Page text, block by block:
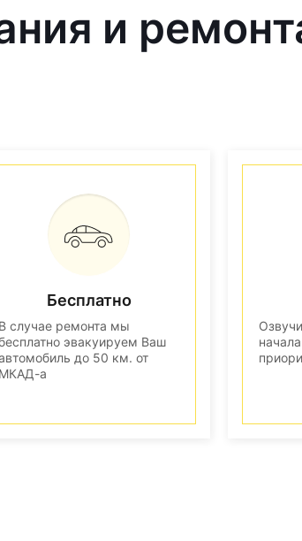
и
Бесплатно
В случае ремонта мы
эвакуируем Ваш
до 50 км. от
МКАД-а